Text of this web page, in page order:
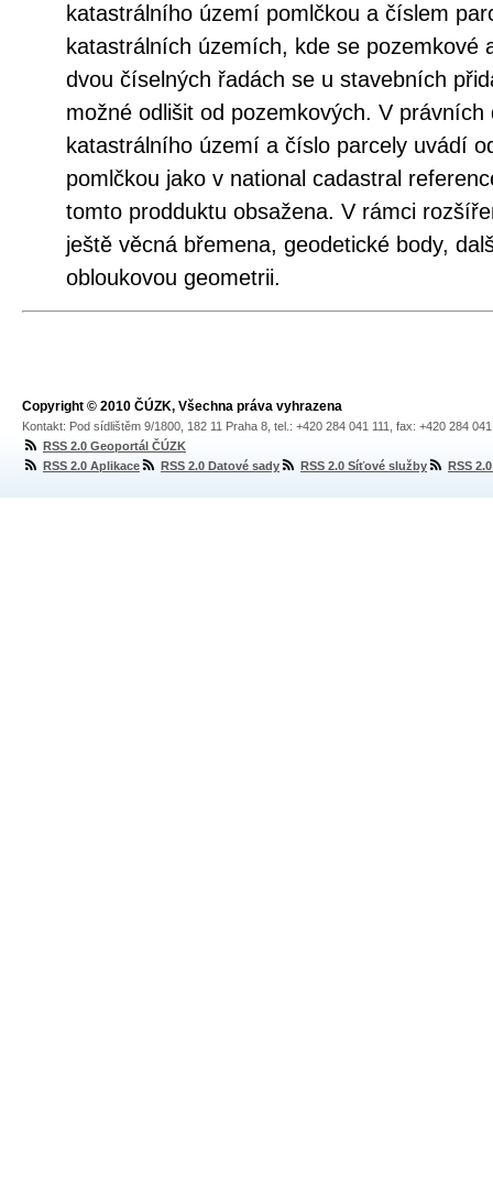
katastrálního území pomlčkou a číslem
katastrálních územích, kde se pozemkové
dvou číselných řadách se u stavebních
možné odlišit od pozemkových. V
katastrálního území a číslo parcely uvádí
pomlčkou jako v national cadastral
tomto prodduktu obsažena. V rámci
ještě věcná břemena, geodetické body,
obloukovou geometrii.
Copyright © 2010 ČÚZK, Všechna práva vyhrazena
Kontakt: Pod sídlištěm 9/1800, 182 11 Praha 8, tel.: +420 284 041 111, fax: +420 284
RSS 2.0 Geoportál ČÚZK
RSS 2.0 Aplikace
RSS 2.0 Datové sady RSS 2.0 Síťové služby RSS